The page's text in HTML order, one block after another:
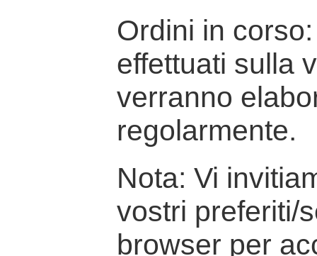
Ordini in
effettuati sulla
verranno
regolarmente.
Nota: Vi
vostri preferiti/
browser per